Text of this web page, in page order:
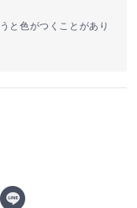
と色がつくことがあり